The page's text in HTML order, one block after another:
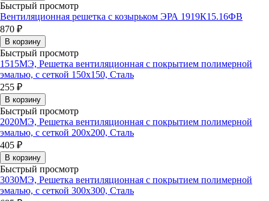
Быстрый просмотр
Вентиляционная решетка с козырьком ЭРА 1919К15.16ФВ
870 ₽
В корзину
Быстрый просмотр
1515МЭ, Решетка вентиляционная с покрытием полимерной
эмалью, с сеткой 150х150, Сталь
255 ₽
В корзину
Быстрый просмотр
2020МЭ, Решетка вентиляционная с покрытием полимерной
эмалью, с сеткой 200х200, Сталь
405 ₽
В корзину
Быстрый просмотр
3030МЭ, Решетка вентиляционная с покрытием полимерной
эмалью, с сеткой 300х300, Сталь